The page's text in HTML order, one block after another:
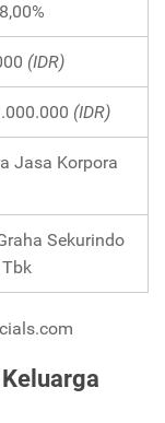
(IDR)
(IDR)
Jasa Korpora
Sekurindo
Tbk